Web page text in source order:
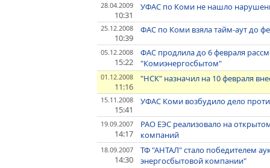
28.04.2009
10:31
УФАС по Коми не нашло
25.12.2008
10:39
ФАС по Коми взяла тайм-аут до
05.12.2008
15:22
ФАС продлила до 6 февраля
"Комиэнергосбытом"
01.12.2008
11:16
"НСК" назначил на 10 февраля
15.11.2008
15:41
УФАС Коми возбудило дело
19.09.2007
14:17
РАО ЕЭС реализовало на
компаний
18.09.2007
14:30
ТФ "АНТАЛ" стало победителем
энергосбытовой компании"